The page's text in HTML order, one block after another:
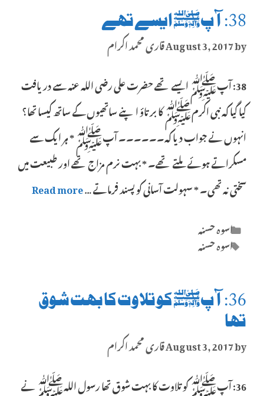
38: آپﷺ ایسے تھے
August 3, 2017by
قاری محمد اکرام
38: آپﷺ ایسے تھے حضرت علی رضی اللہ عنہ سے دریافت
کیا گیا کہ نبی اکرمﷺ کا برتاؤ اپنے ساتھیوں کے ساتھ کیسا تھا؟
انہوں نے جواب دیا کہ۔۔۔۔۔۔ آپﷺ * ہر ایک سے
مسکراتے ہوئے ملتے تھے۔ * بہت نرم مزاج تھے اور طبیعت میں
سختی نہ تھی۔ * سہولت آسانی کو پسند فرماتے …Read more
Categories
اسوہ حسنہ
Tags
اسوہ حسنہ
36: آپﷺ کو تلاوت کا بہت شوق
تھا
August 3, 2017by
قاری محمد اکرام
36: آپﷺ کو تلاوت کا بہت شوق تھا رسول اللہﷺ نے